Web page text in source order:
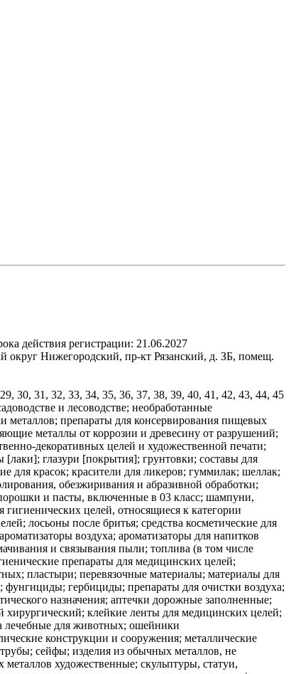
действия регистрации: 21.06.2027
Нижегородский, пр-кт Рязанский, д. ЗБ, помещ.
30, 31, 32, 33, 34, 35, 36, 37, 38, 39, 40, 41, 42, 43, 44, 45
и лесоводстве; необработанные
металлов; препараты для консервирования пищевых
металлы от коррозии и древесину от разрушений;
декоративных целей и художественной печати;
глазури [покрытия]; грунтовки; составы для
для красок; красители для ликеров; гуммилак; шеллак;
обезжиривания и абразивной обработки;
и пасты, включенные в 03 класс; шампуни,
целей, относящиеся к категории
лосьоны после бритья; средства косметические для
воздуха; ароматизаторы для напитков
и связывания пыли; топлива (в том числе
препараты для медицинских целей;
пластыри; перевязочные материалы; материалы для
гербициды; препараты для очистки воздуха;
назначения; аптечки дорожные заполненные;
клейкие ленты для медицинских целей;
лечебные для животных; ошейники
конструкции и сооружения; металлические
сейфы; изделия из обычных металлов, не
художественные; скульптуры, статуи,